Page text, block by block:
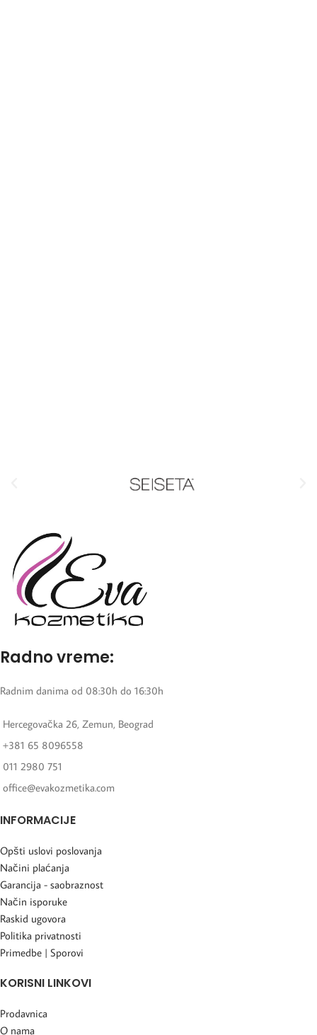
Radno vreme:
Radnim danima od 08:30h do 16:30h
Hercegovačka 26, Zemun, Beograd
+381 65 8096558
011 2980 751
office@evakozmetika.com
INFORMACIJE
Opšti uslovi poslovanja
Načini plaćanja
Garancija - saobraznost
Način isporuke
Raskid ugovora
Politika privatnosti
Primedbe | Sporovi
KORISNI LINKOVI
Prodavnica
O nama